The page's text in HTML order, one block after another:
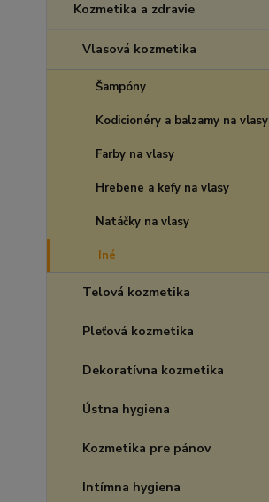
Kozmetika a zdravie
Vlasová kozmetika
Šampóny
Kodicionéry a balzamy na vlasy
Farby na vlasy
Hrebene a kefy na vlasy
Natáčky na vlasy
Iné
Telová kozmetika
Pleťová kozmetika
Dekoratívna kozmetika
Ústna hygiena
Kozmetika pre pánov
Intímna hygiena